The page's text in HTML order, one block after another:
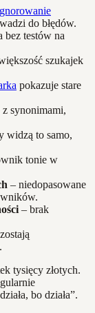
do błędów.
bez testów na
szukajek
pokazuje stare
z synonimami,
widzą to samo,
tonie w
– niedopasowane
– brak
tysięcy złotych.
bo działa”.